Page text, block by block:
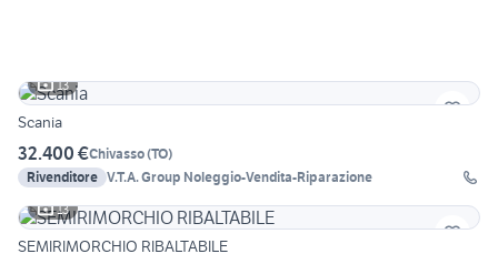
13
Scania
32.400 €Chivasso(TO)
Rivenditore
V.T.A. Group Noleggio-Vendita-Riparazione
13
SEMIRIMORCHIO RIBALTABILE